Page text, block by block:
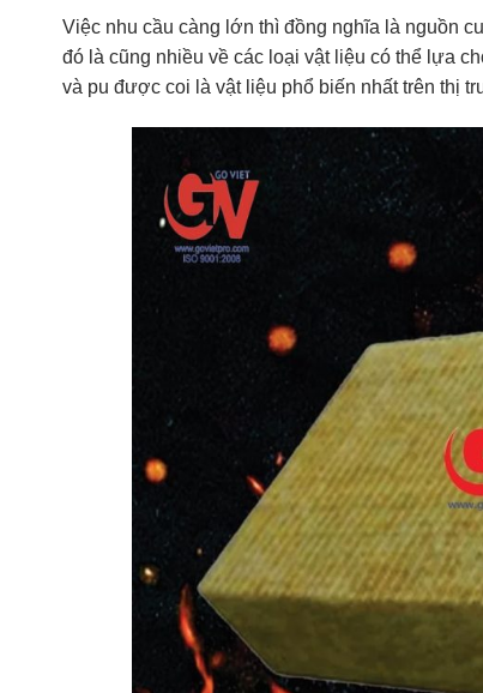
Việc nhu cầu càng lớn thì đồng nghĩa là nguồn
đó là cũng nhiều về các loại vật liệu có thể lựa
và pu được coi là vật liệu phổ biến nhất trên thị